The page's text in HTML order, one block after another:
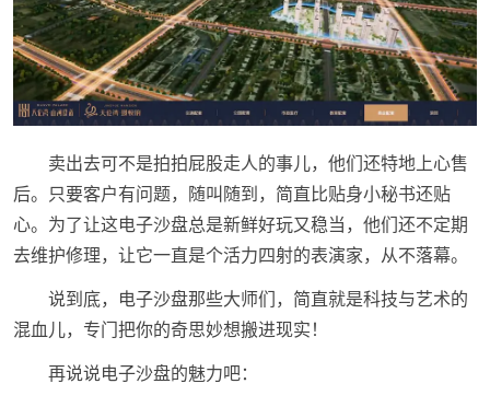
卖出去可不是拍拍屁股走人的事儿，他们还特地上心售
后。只要客户有问题，随叫随到，简直比贴身小秘书还贴
心。为了让这电子沙盘总是新鲜好玩又稳当，他们还不定期
去维护修理，让它一直是个活力四射的表演家，从不落幕。
说到底，电子沙盘那些大师们，简直就是科技与艺术的
混血儿，专门把你的奇思妙想搬进现实！
再说说电子沙盘的魅力吧：